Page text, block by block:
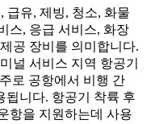
급유, 제빙, 청소, 화물
스, 응급 서비스, 화장
공 장비를 의미합니다.
널 서비스 지역 항공기
로 공항에서 비행 간
됩니다. 항공기 착륙 후
항을 지원하는데 사용